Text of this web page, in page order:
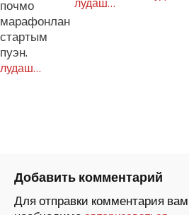
почмо
марафонлан
стартым
пуэн.
лудаш…
Добавить комментарий
Для отправки комментария вам